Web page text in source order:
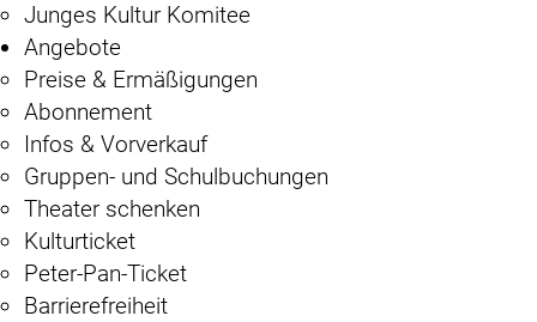
Junges Kultur Komitee
Angebote
Preise & Ermäßigungen
Abonnement
Infos & Vorverkauf
Gruppen- und Schulbuchungen
Theater schenken
Kulturticket
Peter-Pan-Ticket
Barrierefreiheit